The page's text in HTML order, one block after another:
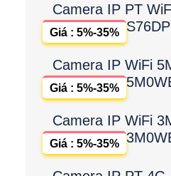
Camera IP PT
Giá : 5%-35%
Camera IP WiFi
Giá : 5%-35%
Camera IP WiFi
Giá : 5%-35%